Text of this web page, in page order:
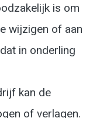
is om
wijzigen of aan
in onderling
kan de
of verlagen.